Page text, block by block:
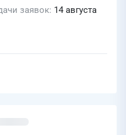
заявок 14 августа